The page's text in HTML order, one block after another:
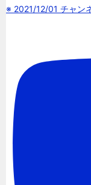
※ 2021/12/01 チャン